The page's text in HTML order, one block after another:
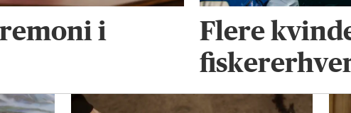
i
Flere